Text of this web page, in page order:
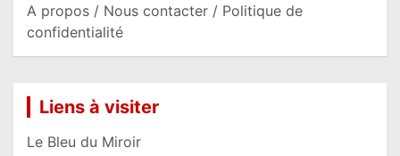
A propos / Nous contacter / Politique de
confidentialité
Liens à visiter
Le Bleu du Miroir